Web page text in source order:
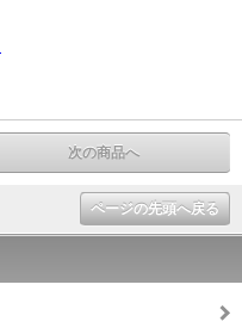
次の商品へ
ページの先頭へ戻る